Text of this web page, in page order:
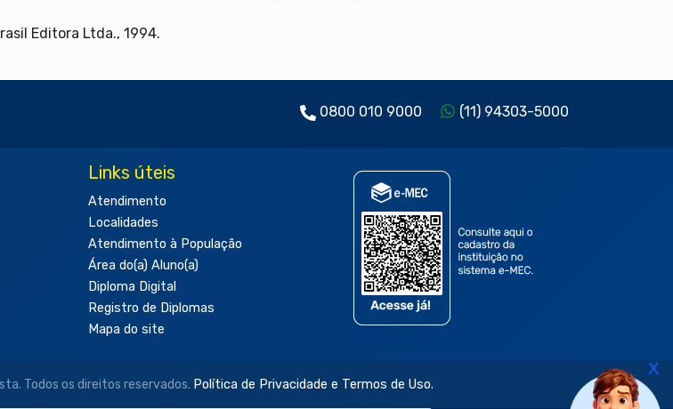
Editora Ltda., 1994.
0800 010 9000 (11) 94303-5000
Links úteis
Atendimento
Localidades
Atendimento à População
Área do(a) Aluno(a)
Diploma Digital
Registro de Diplomas
Mapa do site
Todos os direitos reservados. Política de Privacidade e Termos de Uso.
X